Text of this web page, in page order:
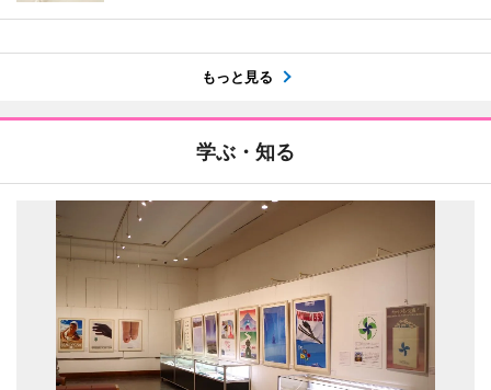
もっと見る
学ぶ・知る